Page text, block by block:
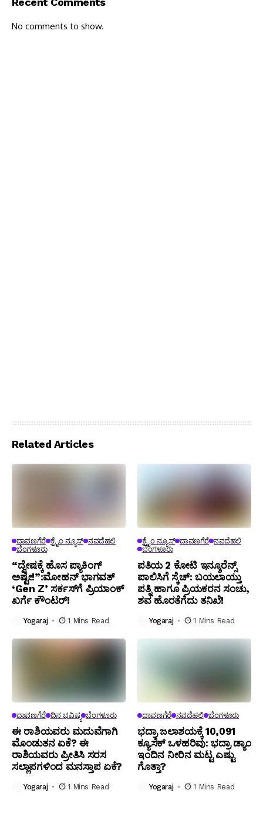
No comments to show.
Related Articles
ದಾವಣಗೆರೆ ಕ್ರೈಂ ನ್ಯೂಸ್ ನವದೆಹಲಿ
ಬೆಂಗಳೂರು
“ದ್ವೇಷಕ್ಕೆ ಹೊಸ ಪ್ಯಾಕಿಂಗ್
ಅಷ್ಟೇ!”:ಮೋಹನ್ ಭಾಗವತ್‌
‘Gen Z’ ಸರ್ಕಸ್‌ಗೆ ಪ್ರಿಯಾಂಕ್
ಖರ್ಗೆ ಕೌಂಟರ್!
Yogaraj 1 Mins Read
ಕ್ರೈಂ ನ್ಯೂಸ್ ದಾವಣಗೆರೆ ನವದೆಹಲಿ
ಬೆಂಗಳೂರು
ಪತಿಯ ₹2 ಕೋಟಿ ಇನ್ಶೂರೆನ್ಸ್
ಪಾಲಿಸಿಗೆ ಸ್ಕೆಚ್: ಬಯಲಾಯ್ತು
ಪತ್ನಿ ಹಾಗೂ ಪ್ರಿಯಕರನ ಸಂಚು,
ಶವ ಹೊರತೆಗೆದು ತನಿಖೆ!
Yogaraj 1 Mins Read
ದಾವಣಗೆರೆ ದಿನ ಭವಿಷ್ಯ ಬೆಂಗಳೂರು
ಈ ರಾಶಿಯವರು ಮದುವೆಗಾಗಿ
ಮೊಂಡುತನ ಏಕೆ? ಈ
ರಾಶಿಯವರು ಪ್ರೀತಿಸಿ ಸರಸ
ಸಲ್ಲಾಪಗಳಿಂದ ಮನಸ್ತಾಪ ಏಕೆ?
Yogaraj 1 Mins Read
ದಾವಣಗೆರೆ ನವದೆಹಲಿ ಬೆಂಗಳೂರು
ಭದ್ರಾ ಜಲಾಶಯಕ್ಕೆ 10,091
ಕ್ಯೂಸೆಕ್ ಒಳಹರಿವು: ಭದ್ರಾ ಡ್ಯಾಂ
ಇಂದಿನ ನೀರಿನ ಮಟ್ಟ ಎಷ್ಟು
ಗೊತ್ತಾ?
Yogaraj 1 Mins Read